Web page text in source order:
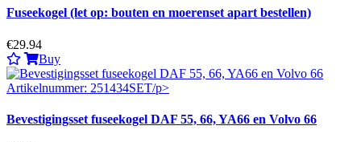
Fuseekogel (let op: bouten en moerenset apart bestellen)
€29.94
Buy
Bevestigingsset fuseekogel DAF 55, 66, YA66 en Volvo 66